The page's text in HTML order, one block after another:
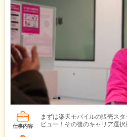
仕事内容
まずは楽天モバイルの販売ス
ビュー！その後のキャリア選